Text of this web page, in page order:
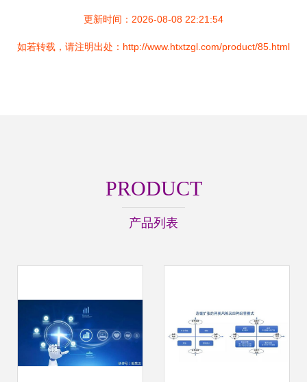
更新时间：2026-08-08 22:21:54
如若转载，请注明出处：http://www.htxtzgl.com/product/85.html
PRODUCT
产品列表